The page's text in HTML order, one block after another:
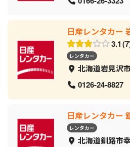
日産レンタカー
3.1 7
レンタカー
北海道岩見沢
0126-24-8827
日産レンタカー
レンタカー
北海道釧路市